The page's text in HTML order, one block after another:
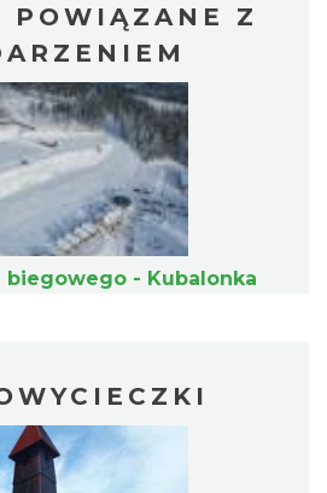
Czeka
2026-08-22
POWIĄZANE Z
biegowego - Kubalonka